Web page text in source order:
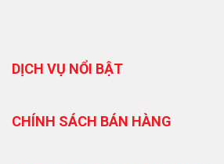
DỊCH VỤ NỔI BẬT
CHÍNH SÁCH BÁN HÀNG